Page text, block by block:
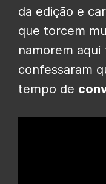
da edição e
que torcem
namorem aqui
confessaram
tempo de